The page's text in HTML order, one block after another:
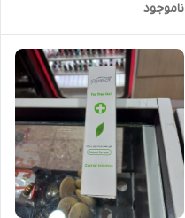
ناموجود